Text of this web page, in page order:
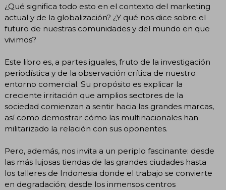
¿Qué significa todo esto en el contexto del marketing
actual y de la globalización? ¿Y qué nos dice sobre el
futuro de nuestras comunidades y del mundo en que
vivimos?
Este libro es, a partes iguales, fruto de la investigación
periodística y de la observación crítica de nuestro
entorno comercial. Su propósito es explicar la
creciente irritación que amplios sectores de la
sociedad comienzan a sentir hacia las grandes marcas,
así como demostrar cómo las multinacionales han
militarizado la relación con sus oponentes.
Pero, además, nos invita a un periplo fascinante: desde
las más lujosas tiendas de las grandes ciudades hasta
los talleres de Indonesia donde el trabajo se convierte
en degradación; desde los inmensos centros